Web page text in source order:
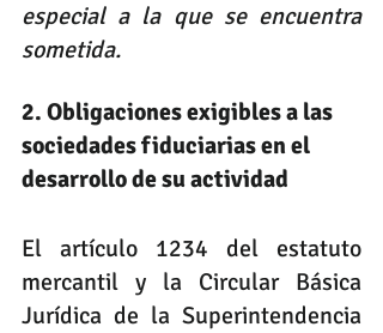
especial a la que se encuentra
sometida.
2. Obligaciones exigibles a las
sociedades fiduciarias en el
desarrollo de su actividad
El artículo 1234 del estatuto
mercantil y la Circular Básica
Jurídica de la Superintendencia